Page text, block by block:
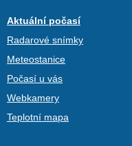
Aktuální počasí
Radarové snímky
Meteostanice
Počasí u vás
Webkamery
Teplotní mapa